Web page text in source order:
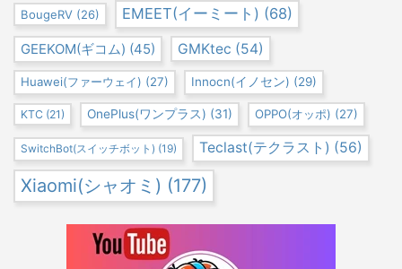
BougeRV (26) EMEET(イーミート) (68)
GEEKOM(ギコム) (45) GMKtec (54)
Huawei(ファーウェイ) (27) Innocn(イノセン) (29)
KTC (21) OnePlus(ワンプラス) (31) OPPO(オッポ) (27)
SwitchBot(スイッチボット) (19) Teclast(テクラスト) (56)
Xiaomi(シャオミ) (177)